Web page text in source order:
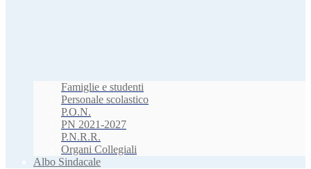
Famiglie e studenti
Personale scolastico
P.O.N.
PN 2021-2027
P.N.R.R.
Organi Collegiali
Albo Sindacale